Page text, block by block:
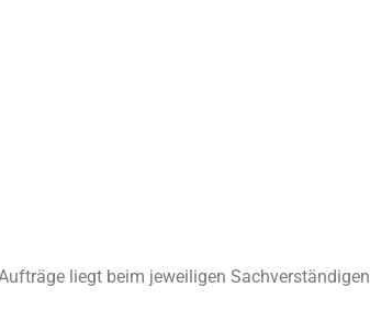
liegt beim jeweiligen Sachverständigen